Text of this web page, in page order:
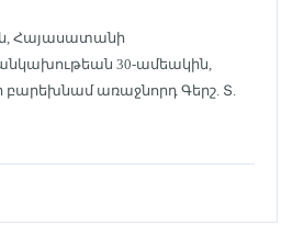
Հայասատանի
30-ամեակին,
առաջնորդ Գերշ. Տ.